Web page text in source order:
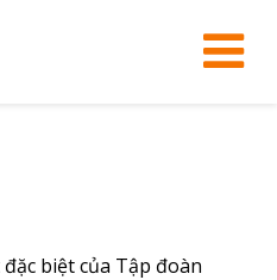
biệt của Tập đoàn